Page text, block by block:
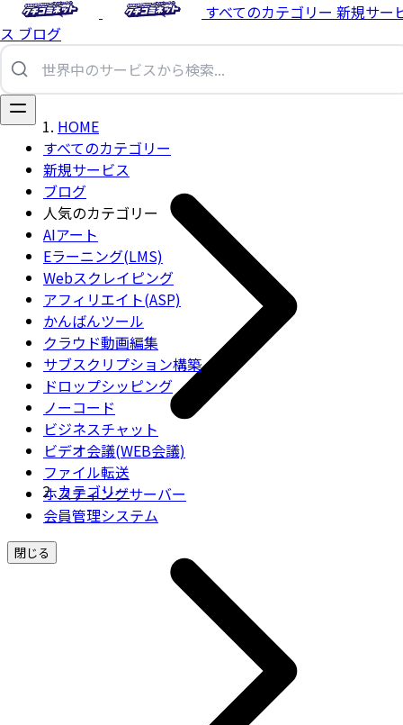
すべてのカテゴリー 新規サー
ス ブログ
すべてのカテゴリー
新規サービス
ブログ
人気のカテゴリー
AIアート
Eラーニング(LMS)
Webスクレイピング
アフィリエイト(ASP)
かんばんツール
クラウド動画編集
サブスクリプション構築
ドロップシッピング
ノーコード
ビジネスチャット
ビデオ会議(WEB会議)
ファイル転送
ホスティングサーバー
会員管理システム
閉じる
HOME
カテゴリー